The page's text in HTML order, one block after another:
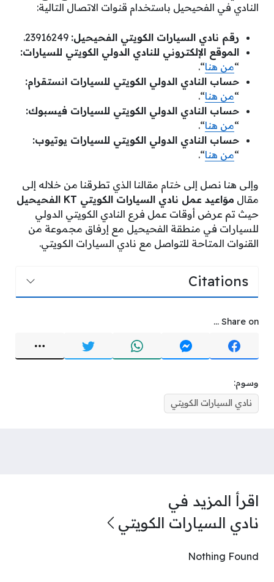
النادي في الفحيحيل باستخدام قنوات الاتصال التالية:
رقم نادي السيارات الكويتي الفحيحيل:
الموقع الإلكتروني للنادي الدولي الكويتي للسيارات:
“من هنا“.
حساب النادي الدولي الكويتي للسيارات انستقرام:
“من هنا“.
حساب النادي الدولي الكويتي للسيارات فيسبوك:
“من هنا“.
حساب النادي الدولي الكويتي للسيارات يوتيوب:
“من هنا“.
وإلى هنا نصل إلى ختام مقالنا الذي تطرقنا من خلاله إلى
مقال موَاعيد عمل نادي السيارات الكويتي KT الفحيحيل
حيث تم عرض أوقات عمل فرع النادي الكويتي الدولي
للسيارات في منطقة الفحيحيل مع إرفاق مجموعة من
القنوات المتاحة للتواصل مع نادي السيارات الكويتي.
Citations
Share on ...
وسوم:
نادي السيارات الكويتي
اقرأ المزيد في
نادي السيارات الكويتي
Nothing Found